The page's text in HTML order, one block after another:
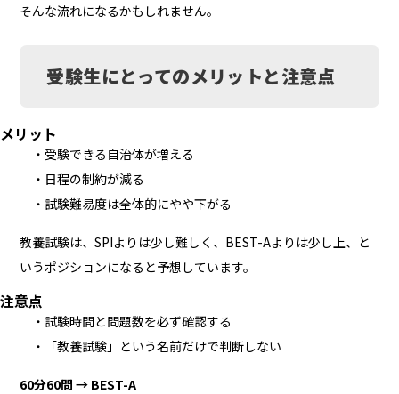
そんな流れになるかもしれません。
受験生にとってのメリットと注意点
メリット
・受験できる自治体が増える
・日程の制約が減る
・試験難易度は全体的にやや下がる
教養試験は、SPIよりは少し難しく、BEST-Aよりは少し上、と
いうポジションになると予想しています。
注意点
・試験時間と問題数を必ず確認する
・「教養試験」という名前だけで判断しない
60分60問 → BEST-A